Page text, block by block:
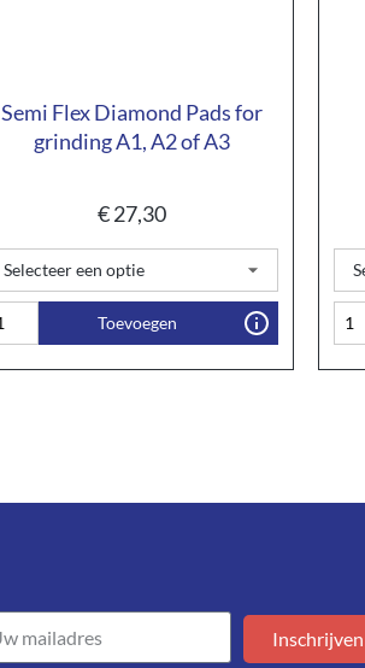
Semi Flex Diamond Pads for
grinding A1, A2 of A3
€27,30
Toevoegen
Inschrijven